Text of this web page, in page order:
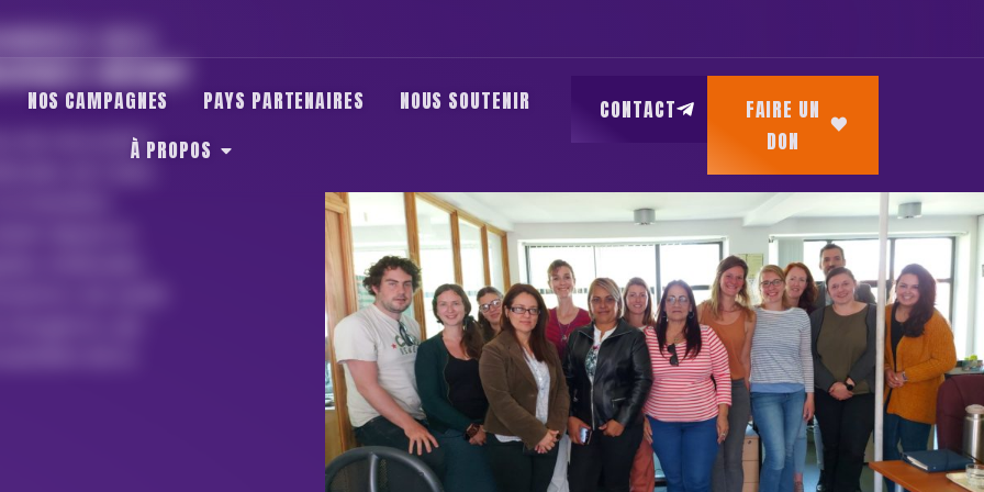
NOS CAMPAGNES PAYS PARTENAIRES
NOUS SOUTENIR
À PROPOS
CONTACT
FAIRE UN
DON
DES
HENRY
de rencontrer